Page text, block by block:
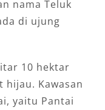
nama Teluk
di ujung
10 hektar
Kawasan
yaitu Pantai